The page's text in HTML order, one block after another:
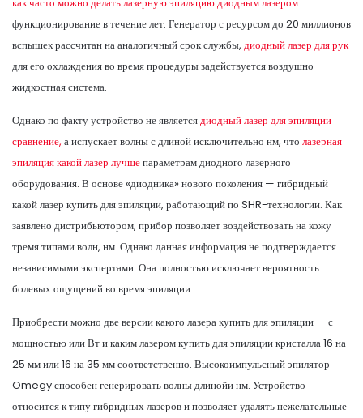
функционирование в течение лет. Генератор с ресурсом до 20 миллионов
вспышек рассчитан на аналогичный срок службы, диодный лазер для рук
для его охлаждения во время процедуры задействуется воздушно-
жидкостная система.
Однако по факту устройство не являетсядиодный лазер для эпиляции
сравнение, а испускает волны с длиной исключительно нм, что лазерная
эпиляция какой лазер лучшепараметрам диодного лазерного
оборудования. В основе «диодника» нового поколения — гибридный
какой лазер купить для эпиляции, работающий по SHR-технологии. Как
заявлено дистрибьютором, прибор позволяет воздействовать на кожу
тремя типами волн, нм. Однако данная информация не подтверждается
независимыми экспертами. Она полностью исключает вероятность
болевых ощущений во время эпиляции.
Приобрести можно две версии какого лазера купить для эпиляции — с
мощностью или Вт и каким лазером купить для эпиляции кристалла 16 на
25 мм или 16 на 35 мм соответственно. Высокоимпульсный эпилятор
Omegy способен генерировать волны длинойи нм. Устройство
относится к типу гибридных лазеров и позволяет удалять нежелательные